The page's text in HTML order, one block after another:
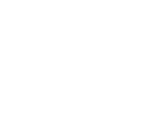
Yüzyılı’nın Hedefleri
Mesajı